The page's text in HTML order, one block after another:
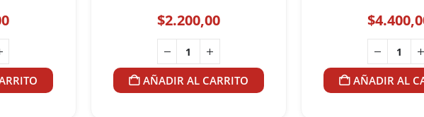
$2.200,00
AÑADIR AL CARRITO
$
AÑADIR AL